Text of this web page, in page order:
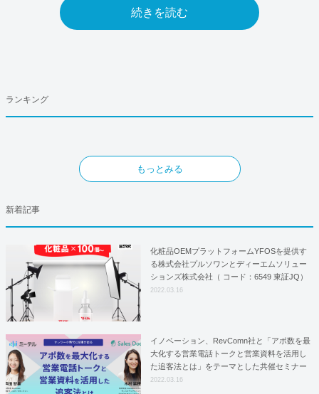
続きを読む
ランキング
もっとみる
新着記事
化粧品OEMプラットフォームYFOSを提供す
る株式会社プルソワンとディーエムソリュー
ションズ株式会社（ コード：6549 東証JQ）
はYFOSにおけるロジスティクスパートナー
2022.03.16
イノベーション、RevComn社と「アポ数を最
大化する営業電話トークと営業資料を活用し
た追客法とは」をテーマとした共催セミナー
を開催！
2022.03.16